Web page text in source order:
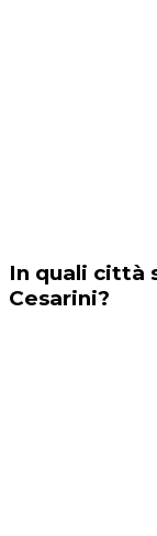
In quali città
Cesarini?